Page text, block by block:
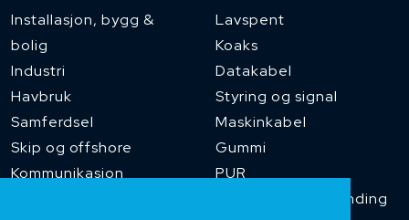
Installasjon, bygg &
bolig
Industri
Havbruk
Samferdsel
Skip og offshore
Kommunikasjon
Lavspent
Koaks
Datakabel
Styring og signal
Maskinkabel
Gummi
PUR
Temperaturbestanding